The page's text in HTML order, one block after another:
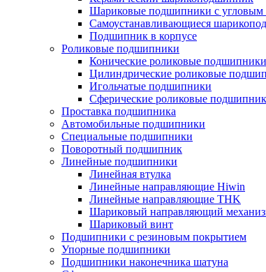
Шариковые подшипники с угловым
Самоустанавливающиеся
Подшипник в корпусе
Роликовые подшипники
Конические роликовые подшипники
Цилиндрические роликовые
Игольчатые подшипники
Сферические роликовые
Проставка подшипника
Автомобильные подшипники
Специальные подшипники
Поворотный подшипник
Линейные подшипники
Линейная втулка
Линейные направляющие Hiwin
Линейные направляющие THK
Шариковый направляющий
Шариковый винт
Подшипники с резиновым покрытием
Упорные подшипники
Подшипники наконечника шатуна